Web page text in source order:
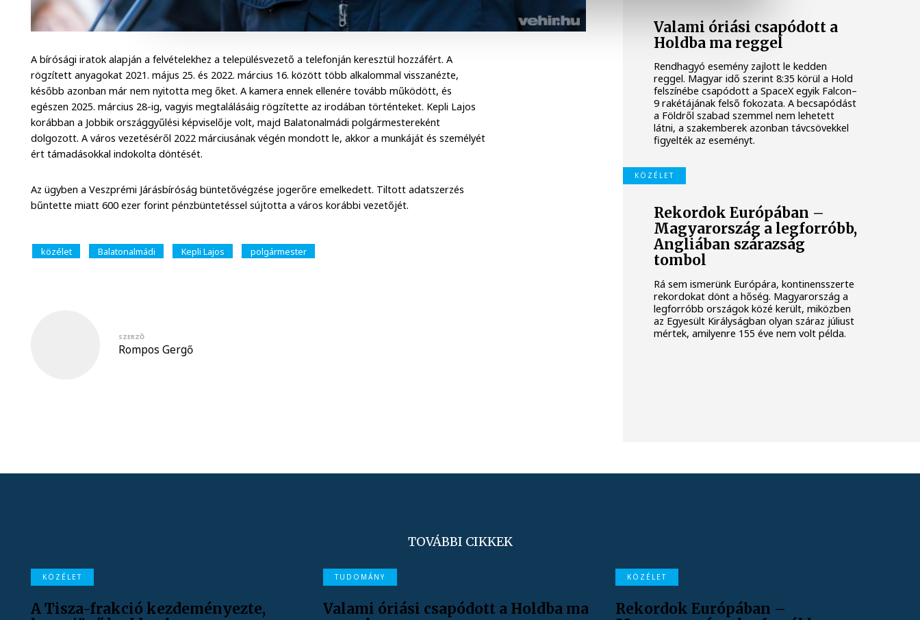
A bírósági iratok alapján a felvételekhez a településvezető a telefonján keresztül hozzáfért. A
rögzített anyagokat 2021. május 25. és 2022. március 16. között több alkalommal visszanézte,
később azonban már nem nyitotta meg őket. A kamera ennek ellenére tovább működött, és
egészen 2025. március 28-ig, vagyis megtalálásáig rögzítette az irodában történteket. Kepli Lajos
korábban a Jobbik országgyűlési képviselője volt, majd Balatonalmádi polgármestereként
dolgozott. A város vezetéséről 2022 márciusának végén mondott le, akkor a munkáját és személyét
ért támadásokkal indokolta döntését.
Az ügyben a Veszprémi Járásbíróság büntetővégzése jogerőre emelkedett. Tiltott adatszerzés
bűntette miatt 600 ezer forint pénzbüntetéssel sújtotta a város korábbi vezetőjét.
közélet Balatonalmádi Kepli Lajos polgármester
SZERZŐ
Rompos Gergő
Valami óriási csapódott a
Holdba ma reggel
Rendhagyó esemény zajlott le kedden
reggel. Magyar idő szerint 8:35 körül a Hold
felszínébe csapódott a SpaceX egyik Falcon–
9 rakétájának felső fokozata. A becsapódást
a Földről szabad szemmel nem lehetett
látni, a szakemberek azonban távcsövekkel
figyelték az eseményt.
KÖZÉLET
Rekordok Európában –
Magyarország a legforróbb,
Angliában szárazság
tombol
Rá sem ismerünk Európára, kontinensszerte
rekordokat dönt a hőség. Magyarország a
legforróbb országok közé került, miközben
az Egyesült Királyságban olyan száraz júliust
mértek, amilyenre 155 éve nem volt példa.
TOVÁBBI CIKKEK
KÖZÉLET
A Tisza-frakció kezdeményezte,
TUDOMÁNY
Valami óriási csapódott a Holdba ma
KÖZÉLET
Rekordok Európában –